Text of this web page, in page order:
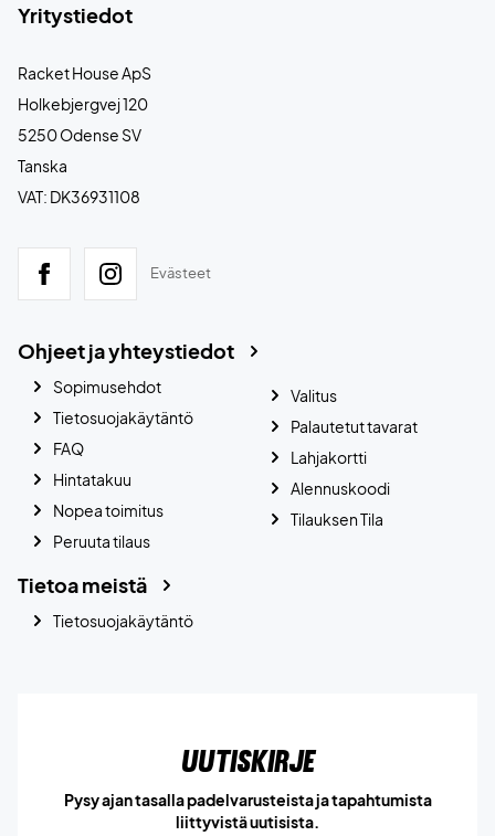
Yritystiedot
Racket House ApS
Holkebjergvej 120
5250 Odense SV
Tanska
VAT: DK36931108
Evästeet
Ohjeet ja yhteystiedot
Sopimusehdot
Tietosuojakäytäntö
FAQ
Hintatakuu
Nopea toimitus
Peruuta tilaus
Valitus
Palautetut tavarat
Lahjakortti
Alennuskoodi
Tilauksen Tila
Tietoa meistä
Tietosuojakäytäntö
Uutiskirje
Pysy ajan tasalla padelvarusteista ja tapahtumista
liittyvistä uutisista.